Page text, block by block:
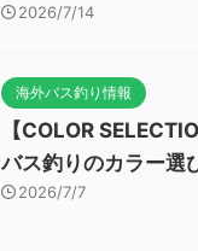
2026/7/14
海外バス釣り情報
【COLOR
バス釣りのカラー選
2026/7/7